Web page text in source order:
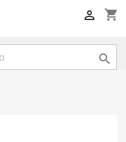
shopping_cart

